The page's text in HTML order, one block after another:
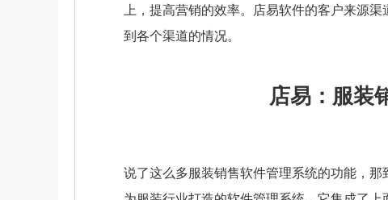
上，提高营销的效率。店易软件的客户来源
到各个渠道的情况。
店易：服装
说了这么多服装销售软件管理系统的功能，